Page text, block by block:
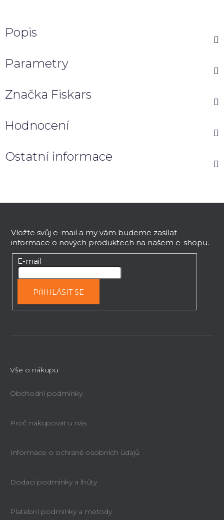
Popis
Parametry
Značka Fiskars
Hodnocení
Ostatní informace
Vložte svůj e-mail a my vám budeme zasílat
informace o nových produktech na našem e-shopu.
E-mail
PŘIHLÁSIT SE
Vše o nákupu
Obchodní podmínky
Proč nakupovat u nás
Informace o ochraně osobních údajů
Dodací podmínky a lhůty
Platební podmínky a metody